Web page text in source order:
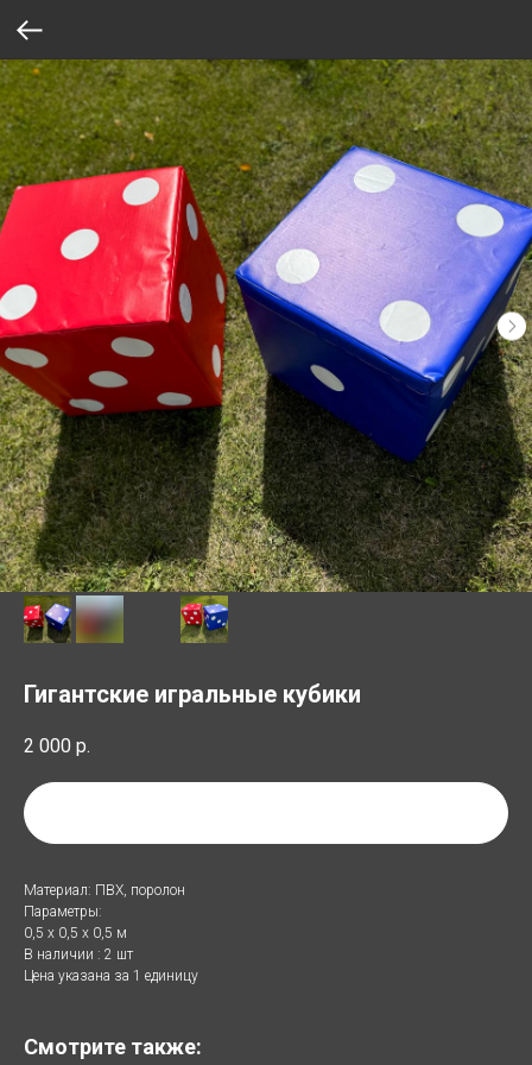
Гигантские игральные кубики
2 000 р.
Материал: ПВХ, поролон
Параметры:
0,5 х 0,5 х 0,5 м
В наличии : 2 шт
Цена указана за 1 единицу
Смотрите также: